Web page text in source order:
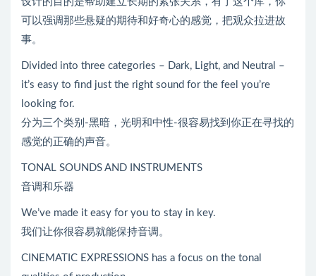
可以强调那些悬疑的期待和好奇心的感觉，把观众拉进故
事。
Divided into three categories – Dark, Light, and Neutral –
it’s easy to find just the right sound for the feel you’re
looking for.
分为三个类别-黑暗，光明和中性-很容易找到你正在寻找的
感觉的正确的声音。
TONAL SOUNDS AND INSTRUMENTS
音调和乐器
We’ve made it easy for you to stay in key.
我们让你很容易就能保持音调。
CINEMATIC EXPRESSIONS has a focus on the tonal